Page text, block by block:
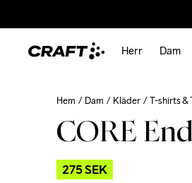
Herr Dam
Hem Dam Kläder T-shirts &
CORE
275 SEK